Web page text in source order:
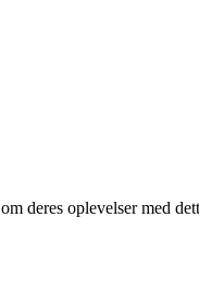
deres oplevelser med